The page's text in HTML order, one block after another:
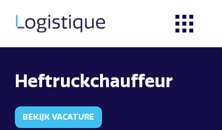
Heftruckchauffeur
BEKIJK VACATURE